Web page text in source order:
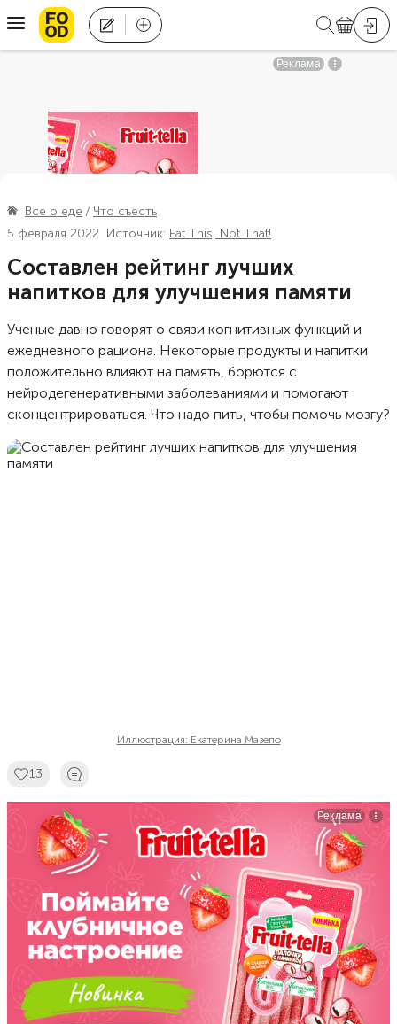
Все о еде
Что съесть
5 февраля 2022 Источник: Eat This, Not That!
Составлен рейтинг лучших
напитков для улучшения памяти
Ученые давно говорят о связи когнитивных функций и
ежедневного рациона. Некоторые продукты и напитки
положительно влияют на память, борются с
нейродегенеративными заболеваниями и помогают
сконцентрироваться. Что надо пить, чтобы помочь мозгу?
Иллюстрация: Екатерина Мазепо
13